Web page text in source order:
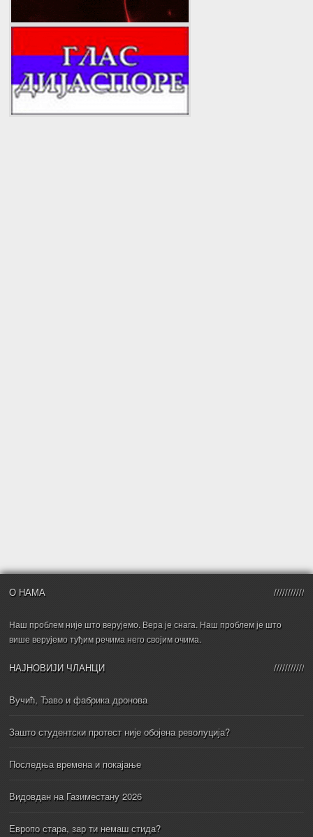
О НАМА
Наш проблем није што верујемо. Вера је снага. Наш проблем је што
више верујемо туђим речима него својим очима.
НАЈНОВИЈИ ЧЛАНЦИ
Вучић, Ђаво и фабрика дронова
Зашто студентски протест није обојена револуција?
Последња времена и покајање
Видовдан на Газиместану 2026
Европо стара, зар ти немаш стида?